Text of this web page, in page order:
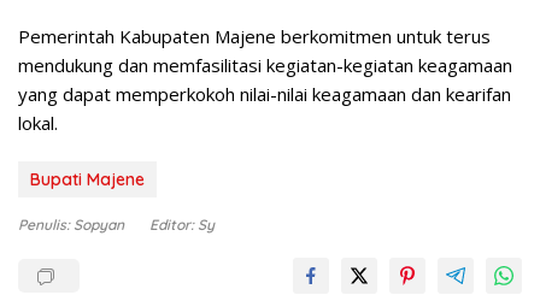
Pemerintah Kabupaten Majene berkomitmen untuk terus
mendukung dan memfasilitasi kegiatan-kegiatan keagamaan
yang dapat memperkokoh nilai-nilai keagamaan dan kearifan
lokal.
Bupati Majene
Penulis: Sopyan Editor: Sy